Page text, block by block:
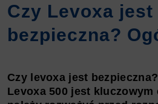
Czy Levoxa jest
bezpieczna?
Czy levoxa jest
Levoxa 500 jest